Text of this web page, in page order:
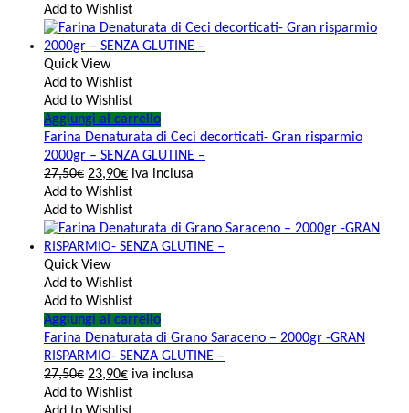
Add to Wishlist
Quick View
Add to Wishlist
Add to Wishlist
Aggiungi al carrello
Farina Denaturata di Ceci decorticati- Gran risparmio
2000gr – SENZA GLUTINE –
27,50€ 23,90€ iva inclusa
Add to Wishlist
Add to Wishlist
Quick View
Add to Wishlist
Add to Wishlist
Aggiungi al carrello
Farina Denaturata di Grano Saraceno – 2000gr -GRAN
RISPARMIO- SENZA GLUTINE –
27,50€ 23,90€ iva inclusa
Add to Wishlist